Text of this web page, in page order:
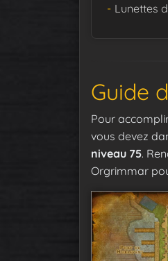
Lunettes
Guide
Pour
vous devez
niveau 75.
Orgrimmar